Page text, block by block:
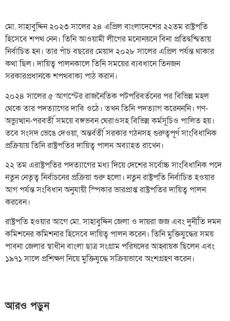
মো. সাহাবুদ্দিন ২০২৩ সালের ২৪ এপ্রিল বাংলাদেশের ২২তম রাষ্ট্রপতি
হিসেবে শপথ নেন। তিনি আওয়ামী লীগের মনোনয়নে বিনা প্রতিদ্বন্দ্বিতায়
নির্বাচিত হন। তার পাঁচ বছরের মেয়াদ ২০২৮ সালের এপ্রিল পর্যন্ত থাকার
কথা ছিল। দায়িত্ব পালনকালে তিনি সময়ের ব্যবধানে তিনজন
সরকারপ্রধানকে শপথবাক্য পাঠ করান।
২০২৪ সালের ৫ আগস্টের রাজনৈতিক পটপরিবর্তনের পর বিভিন্ন মহল
থেকে তার পদত্যাগের দাবি ওঠে। তখন তিনি পদত্যাগ করেনননি। গণ-
অভ্যুত্থান-পরবর্তী সময়ে বঙ্গভবন ঘেরাওসহ বিভিন্ন কর্মসূচিও পালিত হয়।
তবে সংসদ ভেঙে দেওয়া, অন্তর্বর্তী সরকার গঠনসহ গুরুত্বপূর্ণ সাংবিধানিক
প্রক্রিয়ায় তিনি রাষ্ট্রপতির দায়িত্ব পালন অব্যাহত রাখেন।
২২ তম এরাষ্ট্রপতির পদত্যাগের মধ্য দিয়ে দেশের সর্বোচ্চ সাংবিধানিক পদে
নতুন নেতৃত্ব নির্বাচনের প্রক্রিয়া শুরু হলো। নতুন রাষ্ট্রপতি নির্বাচিত হওয়ার
আগ পর্যন্ত সংবিধান অনুযায়ী স্পিকার ভারপ্রাপ্ত রাষ্ট্রপতির দায়িত্ব পালন
করবেন।
রাষ্ট্রপতি হওয়ার আগে মো. সাহাবুদ্দিন জেলা ও দায়রা জজ এবং দুর্নীতি দমন
কমিশনের কমিশনার হিসেবে দায়িত্ব পালন করেন। তিনি মুক্তিযুদ্ধের সময়
পাবনা জেলার স্বাধীন বাংলা ছাত্র সংগ্রাম পরিষদের আহ্বায়ক ছিলেন এবং
১৯৭১ সালে প্রশিক্ষণ নিয়ে মুক্তিযুদ্ধে সক্রিয়ভাবে অংশগ্রহণ করেন।
আরও পড়ুন